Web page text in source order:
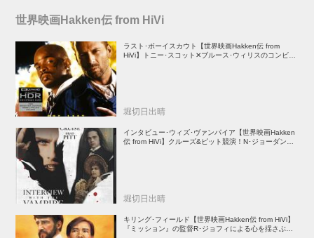
世界映画Hakken伝 from HiVi
ラスト･ボーイスカウト【世界映画Hakken伝 from
HiVi】トニー･スコット✕ブルース･ウィリスのコンビが
堀切日出晴
インタビュー･ウィズ･ヴァンパイア【世界映画Hakken
伝 from HiVi】クルーズ&ピット競演！N･ジョーダン監
堀切日出晴
キリング･フィールド【世界映画Hakken伝 from HiVi】
『ミッション』の監督R･ジョフィによる心を揺さぶる